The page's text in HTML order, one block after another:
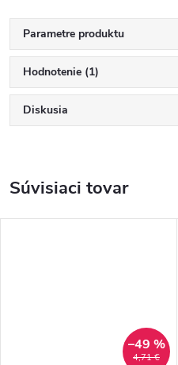
Parametre produktu
Hodnotenie (1)
Diskusia
Súvisiaci tovar
4,71 €
–49 %